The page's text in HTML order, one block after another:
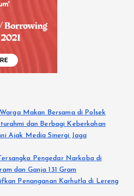
Makan Bersama di Polsek
dan Berbagi Keberkahan
Ajak Media Sinergi Jaga
Pengedar Narkoba di
dan Ganja 131 Gram
Penanganan Karhutla di Lereng